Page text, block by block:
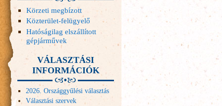
Körzeti megbízott
Közterület-felügyelő
Hatóságilag elszállított
gépjárművek
VÁLASZTÁSI
INFORMÁCIÓK
2026. Országgyűlési választás
Választási szervek